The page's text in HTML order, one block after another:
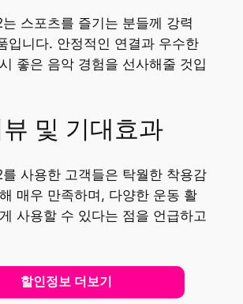
스포츠를 즐기는 분들께 강력
입니다. 안정적인 연결과 우수한
좋은 음악 경험을 선사해줄 것입
및 기대효과
사용한 고객들은 탁월한 착용감
매우 만족하며, 다양한 운동 활
사용할 수 있다는 점을 언급하고
할인정보 더보기